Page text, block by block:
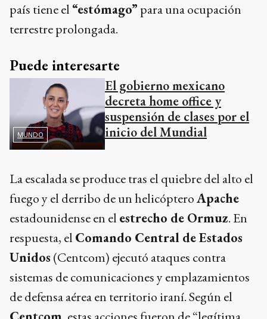
país tiene el “estómago” para una ocupación
terrestre prolongada.
Puede interesarte
MUNDO
El gobierno mexicano
decreta home office y
suspensión de clases por el
inicio del Mundial
La escalada se produce tras el quiebre del alto el
fuego y el derribo de un helicópteroApache
estadounidense en el estrecho de Ormuz. En
respuesta, el Comando Central de Estados
Unidos (Centcom) ejecutó ataques contra
sistemas de comunicaciones y emplazamientos
de defensa aérea en territorio iraní. Según el